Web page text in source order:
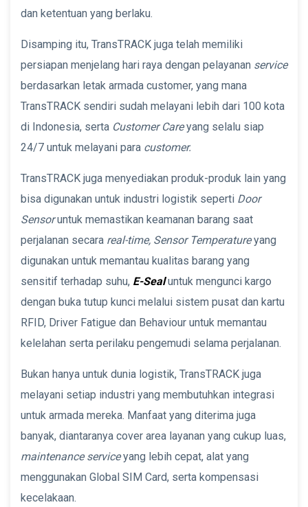
dan ketentuan yang berlaku.
Disamping itu, TransTRACK juga telah memiliki
persiapan menjelang hari raya dengan pelayanan service
berdasarkan letak armada customer, yang mana
TransTRACK sendiri sudah melayani lebih dari 100 kota
di Indonesia, serta Customer Careyang selalu siap
24/7 untuk melayani para customer.
TransTRACK juga menyediakan produk-produk lain yang
bisa digunakan untuk industri logistik seperti Door
Sensoruntuk memastikan keamanan barang saat
perjalanan secara real-time, Sensor Temperatureyang
digunakan untuk memantau kualitas barang yang
sensitif terhadap suhu, E-Seal untuk mengunci kargo
dengan buka tutup kunci melalui sistem pusat dan kartu
RFID, Driver Fatigue dan Behaviour untuk memantau
kelelahan serta perilaku pengemudi selama perjalanan.
Bukan hanya untuk dunia logistik, TransTRACK juga
melayani setiap industri yang membutuhkan integrasi
untuk armada mereka. Manfaat yang diterima juga
banyak, diantaranya cover area layanan yang cukup luas,
maintenance serviceyang lebih cepat, alat yang
menggunakan Global SIM Card, serta kompensasi
kecelakaan.